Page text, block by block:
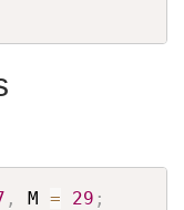
, M = 29 ;